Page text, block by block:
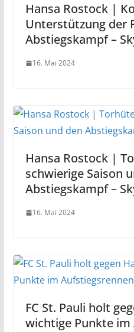
Hansa Rostock |
Unterstützung der
Abstiegskampf –
16. Mai 2024
Hansa Rostock |
schwierige Saison
Abstiegskampf –
16. Mai 2024
FC St. Pauli holt
wichtige Punkte